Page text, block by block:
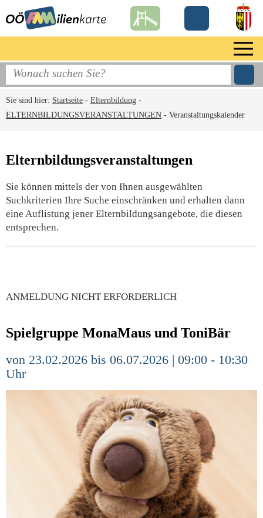
Sie sind hier: Startseite - Elternbildung -
ELTERNBILDUNGSVERANSTALTUNGEN - Veranstaltungskalender
Elternbildungsveranstaltungen
Sie können mittels der von Ihnen ausgewählten
Suchkriterien Ihre Suche einschränken und erhalten dann
eine Auflistung jener Elternbildungsangebote, die diesen
entsprechen.
ANMELDUNG NICHT ERFORDERLICH
Spielgruppe MonaMaus und ToniBär
von 23.02.2026 bis 06.07.2026 | 09:00 - 10:30
Uhr